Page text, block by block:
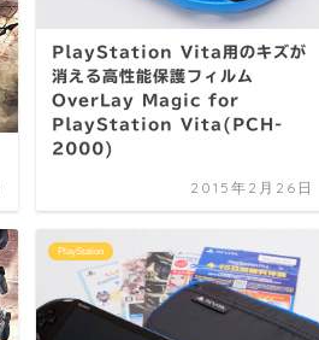
PlayStation Vita用のキズが
消える高性能保護フィルム
OverLay Magic for
PlayStation Vita(PCH-
2000)
2015年2月26日
PlayStation